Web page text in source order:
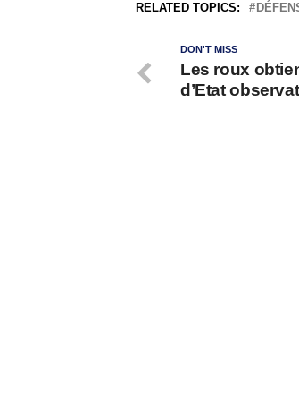
RELATED TOPICS:
DON'T MISS
Les roux
d’Etat